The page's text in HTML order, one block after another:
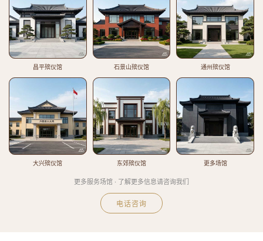
昌平殡仪馆 石景山殡仪馆 通州殡仪馆
大兴殡仪馆 东郊殡仪馆 更多场馆
更多服务场馆 · 了解更多信息请咨询我们
电话咨询